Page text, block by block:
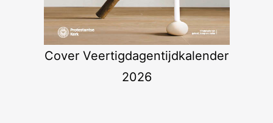
Cover Veertigdagentijdkalender
2026